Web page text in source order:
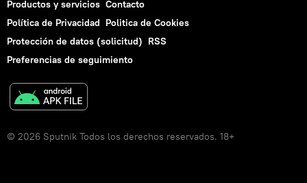
Productos y servicios Contacto
Política de Privacidad Politica de Cookies
Protección de datos (solicitud) RSS
Preferencias de seguimiento
© 2026 Sputnik Todos los derechos reservados. 18+